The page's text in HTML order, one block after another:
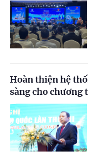
Hoàn thiện hệ
sàng cho chương